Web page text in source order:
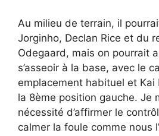
Au milieu de terrain, il
Jorginho, Declan Rice et du
Odegaard, mais on pourrait
s’asseoir à la base, avec le
emplacement habituel et
la 8ème position gauche. Je
nécessité d’affirmer le
calmer la foule comme nous